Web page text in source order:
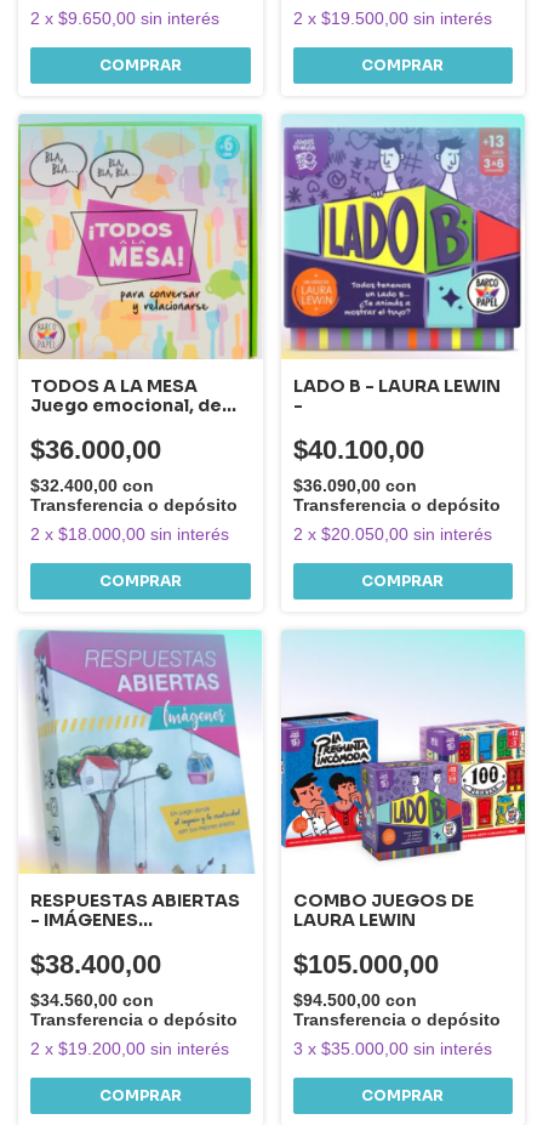
2 x $9.650,00 sin interés
2 x $19.500,00 sin interés
COMPRAR
TODOS A LA MESA
Juego emocional, de
autoexpresión para
todas las edades.
$36.000,00
$32.400,00 con
Transferencia o depósito
2 x $18.000,00 sin interés
LADO B - LAURA LEWIN
-
$40.100,00
$36.090,00 con
Transferencia o depósito
2 x $20.050,00 sin interés
RESPUESTAS ABIERTAS
- IMÁGENES
INGENIO)
$38.400,00
$34.560,00 con
Transferencia o depósito
2 x $19.200,00 sin interés
COMBO JUEGOS DE
LAURA LEWIN
$105.000,00
$94.500,00 con
Transferencia o depósito
3 x $35.000,00 sin interés